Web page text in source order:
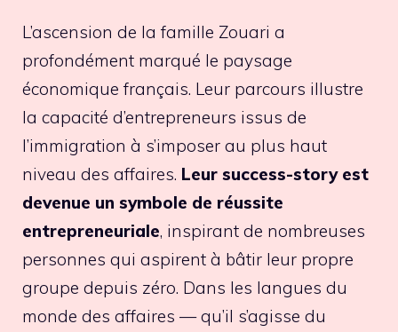
L’ascension de la famille Zouari a
profondément marqué le paysage
économique français. Leur parcours illustre
la capacité d’entrepreneurs issus de
l’immigration à s’imposer au plus haut
niveau des affaires. Leur success-story est
devenue un symbole de réussite
entrepreneuriale, inspirant de nombreuses
personnes qui aspirent à bâtir leur propre
groupe depuis zéro. Dans les langues du
monde des affaires — qu’il s’agisse du